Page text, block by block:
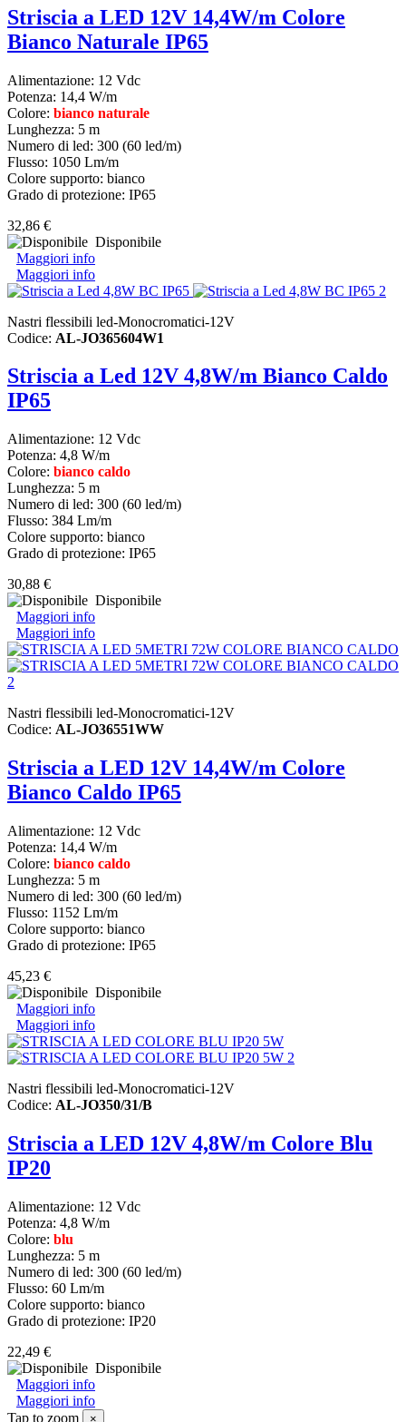
Striscia a LED 12V 14,4W/m Colore
Bianco Naturale IP65
Alimentazione: 12 Vdc
Potenza: 14,4 W/m
Colore: bianco naturale
Lunghezza: 5 m
Numero di led: 300 (60 led/m)
Flusso: 1050 Lm/m
Colore supporto: bianco
Grado di protezione: IP65
32,86 €
Disponibile
Maggiori info
Maggiori info
Nastri flessibili led-Monocromatici-12V
Codice: AL-JO365604W1
Striscia a Led 12V 4,8W/m Bianco Caldo
IP65
Alimentazione: 12 Vdc
Potenza: 4,8 W/m
Colore: bianco caldo
Lunghezza: 5 m
Numero di led: 300 (60 led/m)
Flusso: 384 Lm/m
Colore supporto: bianco
Grado di protezione: IP65
30,88 €
Disponibile
Maggiori info
Maggiori info
Nastri flessibili led-Monocromatici-12V
Codice: AL-JO36551WW
Striscia a LED 12V 14,4W/m Colore
Bianco Caldo IP65
Alimentazione: 12 Vdc
Potenza: 14,4 W/m
Colore: bianco caldo
Lunghezza: 5 m
Numero di led: 300 (60 led/m)
Flusso: 1152 Lm/m
Colore supporto: bianco
Grado di protezione: IP65
45,23 €
Disponibile
Maggiori info
Maggiori info
Nastri flessibili led-Monocromatici-12V
Codice: AL-JO350/31/B
Striscia a LED 12V 4,8W/m Colore Blu
IP20
Alimentazione: 12 Vdc
Potenza: 4,8 W/m
Colore: blu
Lunghezza: 5 m
Numero di led: 300 (60 led/m)
Flusso: 60 Lm/m
Colore supporto: bianco
Grado di protezione: IP20
22,49 €
Disponibile
Maggiori info
Maggiori info
Tap to zoom
×